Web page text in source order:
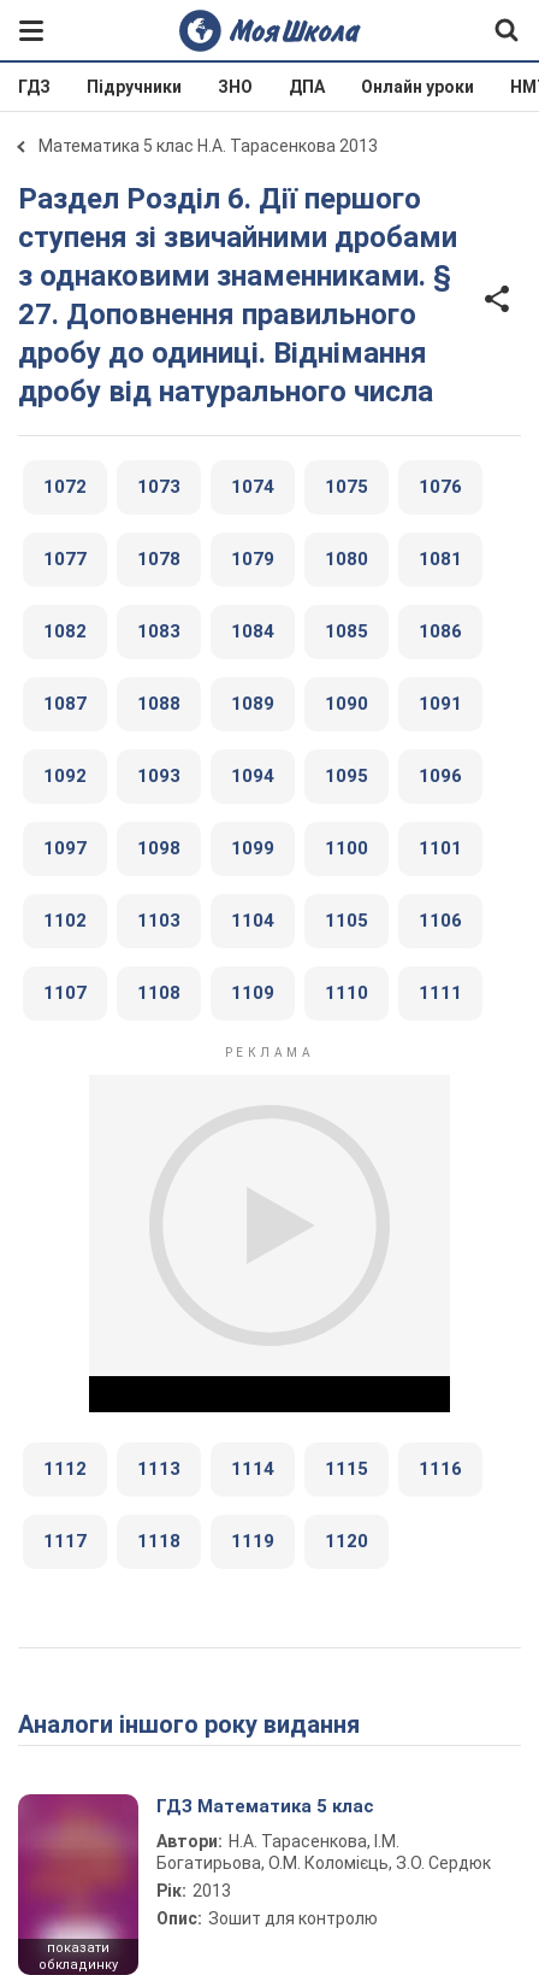
ГДЗ Підручники ЗНО ДПА Онлайн уроки
Математика 5 клас Н.А. Тарасенкова 2013
Раздел Розділ 6. Дії першого
ступеня зі звичайними дробами
з однаковими знаменниками. §
27. Доповнення правильного
дробу до одиниці. Віднімання
дробу від натурального числа
1072 1073 1074 1075 1076
1077 1078 1079 1080 1081
1082 1083 1084 1085 1086
1087 1088 1089 1090 1091
1092 1093 1094 1095 1096
1097 1098 1099 1100 1101
1102 1103 1104 1105 1106
1107 1108 1109 1110 1111
Play Video
1112 1113 1114 1115 1116
1117 1118 1119 1120
Аналоги іншого року видання
показати
обкладинку
ГДЗ Математика 5 клас
Автори: Н.А. Тарасенкова, І.М.
Богатирьова, О.М. Коломієць, З.О. Сердюк
Рік: 2013
Опис: Зошит для контролю